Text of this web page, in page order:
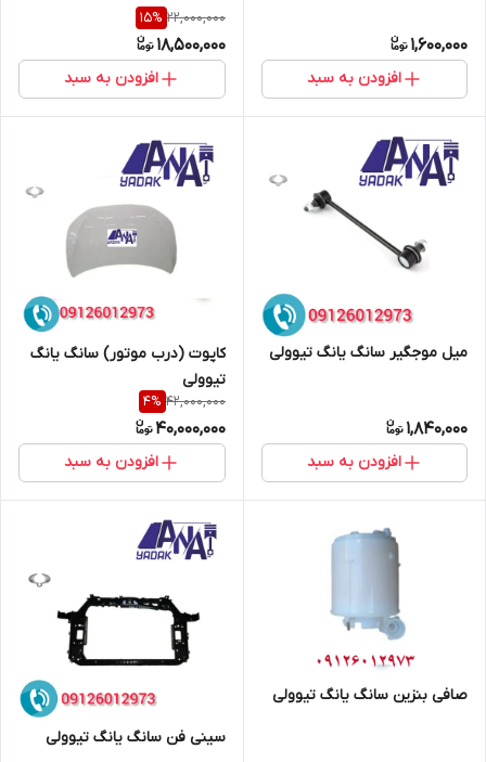
1,600,000
افزودن به سبد
22,000,000
15%
18,500,000
افزودن به سبد
میل موجگیر سانگ یانگ تیوولی
1,840,000
افزودن به سبد
کاپوت (درب موتور) سانگ یانگ
تیوولی
42,000,000
4%
40,000,000
افزودن به سبد
صافی بنزین سانگ یانگ تیوولی
سینی فن سانگ یانگ تیوولی